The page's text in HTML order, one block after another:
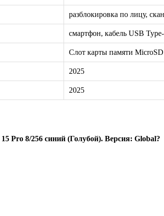
разблокировка по лицу,
смартфон, кабель USB
Слот карты памяти
2025
2025
Pro 8/256 синий (Голубой). Версия: Global?